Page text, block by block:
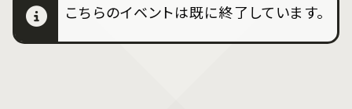
こちらのイベントは既に終了しています。